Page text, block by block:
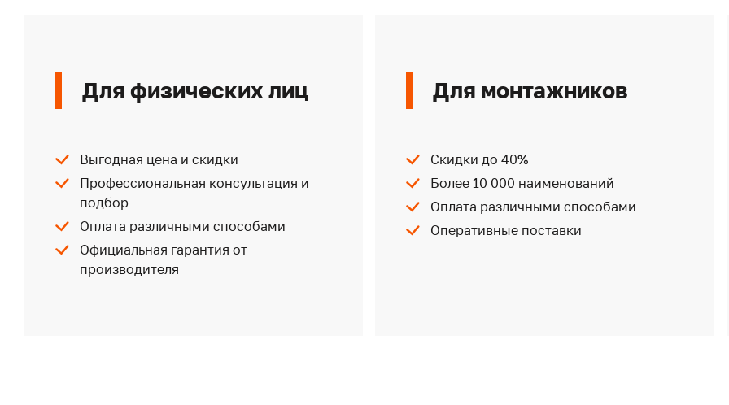
Для физических лиц
Выгодная цена и скидки
Профессиональная консультация и
подбор
Оплата различными способами
Официальная гарантия от
производителя
Для монтажников
Скидки до 40%
Более 10 000 наименований
Оплата различными способами
Оперативные поставки